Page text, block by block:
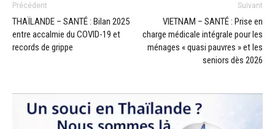
Précédent
THAÏLANDE – SANTÉ : Bilan 2025
entre accalmie du COVID-19 et
records de grippe
Suivant
VIETNAM – SANTÉ : Prise en
charge médicale intégrale pour les
ménages « quasi pauvres » et les
seniors dès 2026